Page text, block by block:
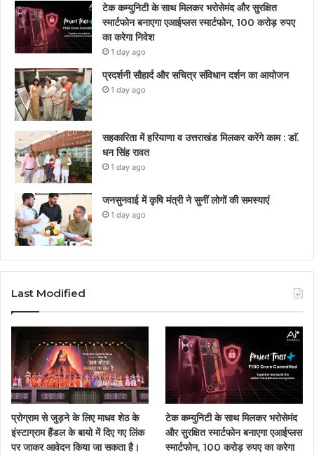
टेक कम्युनिटी के साथ मिलकर भरोसेमंद और सुरक्षित
स्मार्टफोन बनाएगा एआईप्लस स्मार्टफोन, 100 करोड़ रुपए
का करेगा निवेश
1 day ago
प्रदर्शनी सौहार्द और सचित्र संविधान दर्शन का आयोजन
1 day ago
सहकारिता में हरियाणा व उत्तराखंड मिलकर करेंगे काम : डाॅ.
धन सिंह रावत
1 day ago
जनसुनवाई में कृषि मंत्री ने सुनीं लोगों की समस्याएं
1 day ago
Last Modified
प्रोग्राम से जुड़ने के लिए माधव शेठ के
इंस्टाग्राम हैंडल के बायो में दिए गए लिंक
पर जाकर आवेदन किया जा सकता है।
टेक कम्युनिटी के साथ मिलकर भरोसेमंद
और सुरक्षित स्मार्टफोन बनाएगा एआईप्लस
स्मार्टफोन, 100 करोड़ रुपए का करेगा